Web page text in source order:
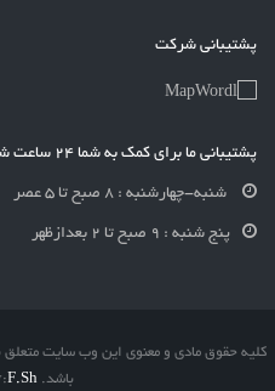
پشتیبانی شرکت
پشتیبانی ما برای کمک به شما 24 ساعت شبانه روز، هفت روز هفته.
شنبه-چهارشنبه : 8 صبح تا 5 عصر
پنج شنبه : 9 صبح تا 2 بعدازظهر
کلیه حقوق مادی و معنوی این وب سایت متعلق
باشد. Design By: F.Sh